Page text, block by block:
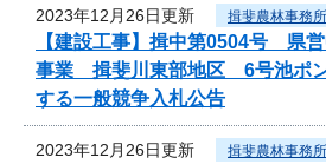
2023年12月26日更新 揖斐農林事務所
【建設工事】揖中第0504号 県
事業 揖斐川東部地区 6号池ポ
する一般競争入札公告
2023年12月26日更新 揖斐農林事務所